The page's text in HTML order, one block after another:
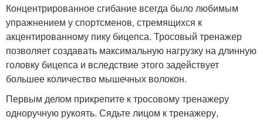
Концентрированное сгибание всегда было любимым
упражнением у спортсменов, стремящихся к
акцентированному пику бицепса. Тросовый тренажер
позволяет создавать максимальную нагрузку на длинную
головку бицепса и вследствие этого задействует
большее количество мышечных волокон.
Первым делом прикрепите к тросовому тренажеру
одноручную рукоять. Сядьте лицом к тренажеру,